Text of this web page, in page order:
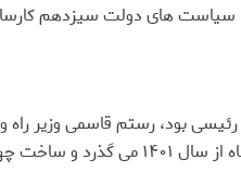
سیاست های دولت سیزدهم
بود، رستم قاسمی وزیر راه
ماه خبر از آغاز ساخت و ساز داد با این وجود کارشناسان اتمام ساخت یک میلیون